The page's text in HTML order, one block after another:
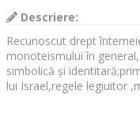
Descriere:
Recunoscut drept
monoteismului în
simbolică și
lui Israel,regele legiuitor